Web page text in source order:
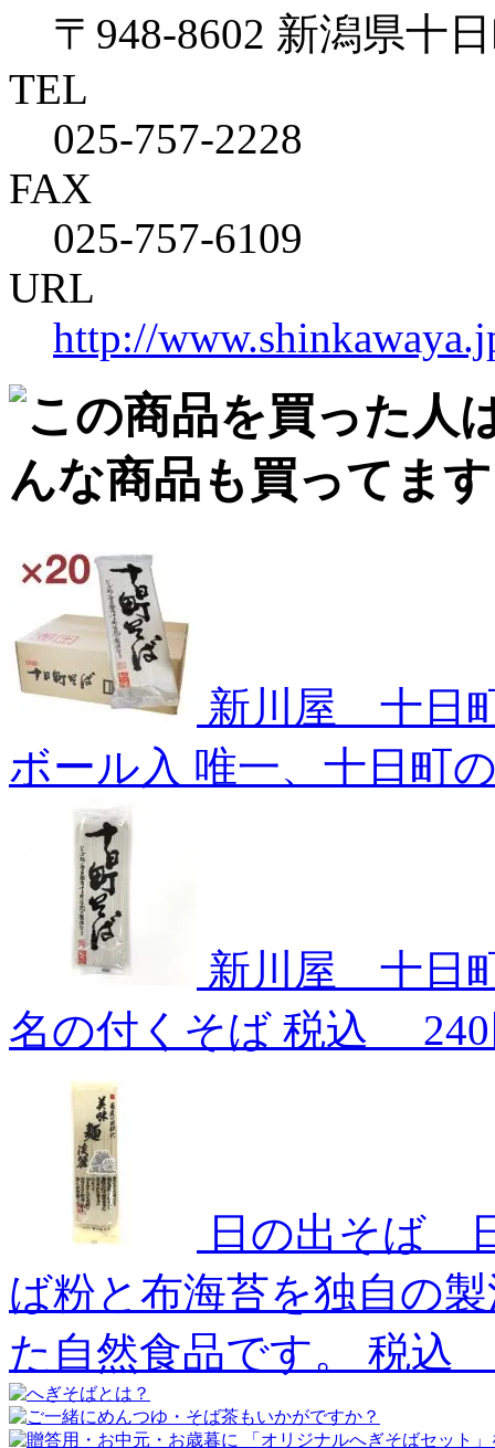
〒948-8602 新潟県十
TEL
025-757-2228
FAX
025-757-6109
URL
http://
新川屋 十日
ボール入 唯一、十日町
新川屋 十日
名の付くそば 税込
日の出そば
ば粉と布海苔を独自の
た自然食品です。
税